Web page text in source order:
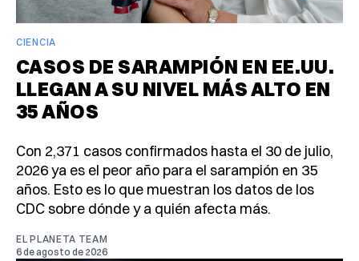
CIENCIA
CASOS DE SARAMPIÓN EN EE.UU.
LLEGAN A SU NIVEL MÁS ALTO EN
35 AÑOS
Con 2,371 casos confirmados hasta el 30 de julio,
2026 ya es el peor año para el sarampión en 35
años. Esto es lo que muestran los datos de los
CDC sobre dónde y a quién afecta más.
EL PLANETA TEAM
6 de agosto de 2026